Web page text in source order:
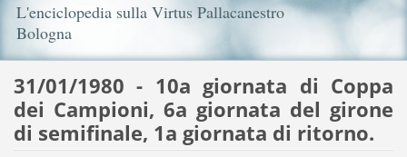
L'enciclopedia sulla Virtus Pallacanestro
Bologna
31/01/1980 - 10a giornata di Coppa
dei Campioni, 6a giornata del girone
di semifinale, 1a giornata di ritorno.